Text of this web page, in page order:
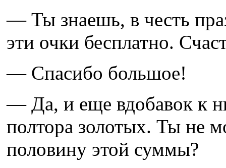
— Ты знаешь, в честь
эти очки бесплатно.
— Спасибо большое!
— Да, и еще вдобавок к
полтора золотых. Ты не
половину этой суммы?